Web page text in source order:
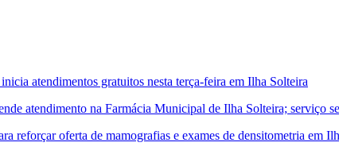
atendimentos gratuitos nesta terça-feira em Ilha Solteira
atendimento na Farmácia Municipal de Ilha Solteira; serviço
reforçar oferta de mamografias e exames de densitometria em